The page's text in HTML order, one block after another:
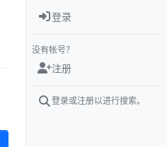
登录
没有帐号？
注册
登录或注册以进行搜索。